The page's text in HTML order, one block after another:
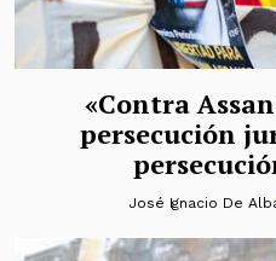
«Contra
persecución
José Ignacio De